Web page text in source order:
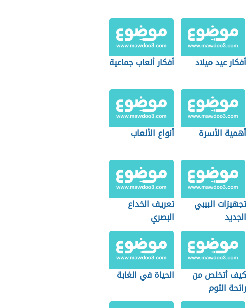
أفكار عيد ميلاد أفكار ألعاب جماعية
أهمية الأسرة أنواع الألعاب
تجهيزات البيبي
الجديد
تعريف الخداع
البصري
كيف أتخلص من
رائحة الثوم
الحياة في الغابة